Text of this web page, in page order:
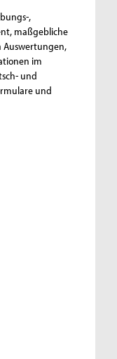
,
maßgebliche
Auswertungen,
im
und
und